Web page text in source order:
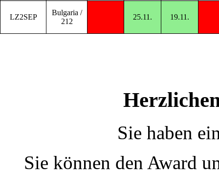
LZ2SEP
Bulgaria /
212
25.11. 19.11.
Sie haben
Sie können den Award